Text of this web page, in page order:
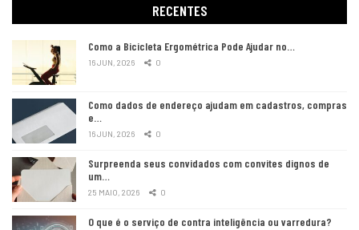
RECENTES
Como a Bicicleta Ergométrica Pode Ajudar no…
16 JUN, 2026 0
Como dados de endereço ajudam em cadastros, compras
e…
16 JUN, 2026 0
Surpreenda seus convidados com convites dignos de
um…
25 MAIO, 2026 0
O que é o serviço de contra inteligência ou varredura?